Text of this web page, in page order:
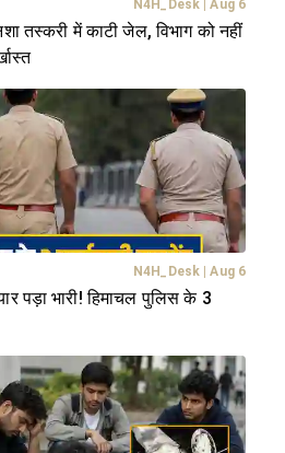
N4H_Desk Aug 6
तस्करी में काटी जेल, विभाग को नहीं
N4H_Desk Aug 6
पड़ा भारी! हिमाचल पुलिस के 3